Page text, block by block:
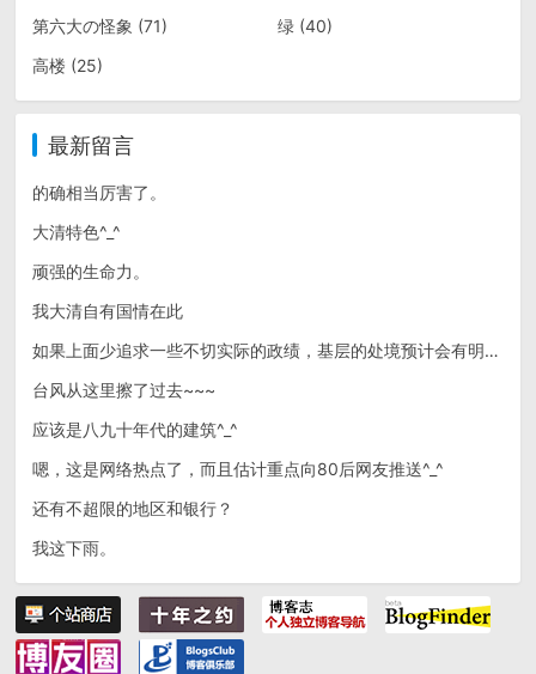
第六大の怪象 (71) 绿(40)
高楼 (25)
最新留言
的确相当厉害了。
大清特色^_^
顽强的生命力。
我大清自有国情在此
如果上面少追求一些不切实际的政绩，基层的处境预计会有明显改善~~~
台风从这里擦了过去~~~
应该是八九十年代的建筑^_^
嗯，这是网络热点了，而且估计重点向80后网友推送^_^
还有不超限的地区和银行？
我这下雨。